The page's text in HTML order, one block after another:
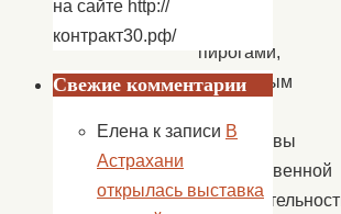
пирогами,
ароматным
Коллективы
художественной
на сайте http://
контракт30.рф/
Свежие комментарии
Елена к записи В
Астрахани
открылась выставка